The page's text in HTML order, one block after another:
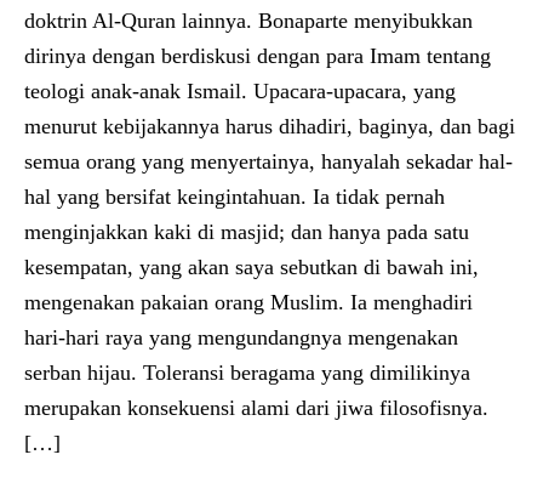
doktrin Al-Quran lainnya. Bonaparte menyibukkan
dirinya dengan berdiskusi dengan para Imam tentang
teologi anak-anak Ismail. Upacara-upacara, yang
menurut kebijakannya harus dihadiri, baginya, dan bagi
semua orang yang menyertainya, hanyalah sekadar hal-
hal yang bersifat keingintahuan. Ia tidak pernah
menginjakkan kaki di masjid; dan hanya pada satu
kesempatan, yang akan saya sebutkan di bawah ini,
mengenakan pakaian orang Muslim. Ia menghadiri
hari-hari raya yang mengundangnya mengenakan
serban hijau. Toleransi beragama yang dimilikinya
merupakan konsekuensi alami dari jiwa filosofisnya.
[…]